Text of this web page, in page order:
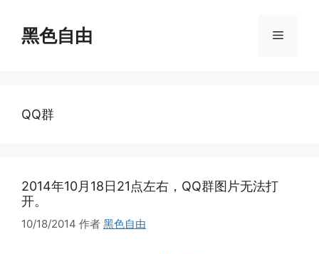
黑色自由 菜
QQ群
2014年10月18日21点左右，QQ群图片无法打
开。
10/18/2014 作者 黑色自由